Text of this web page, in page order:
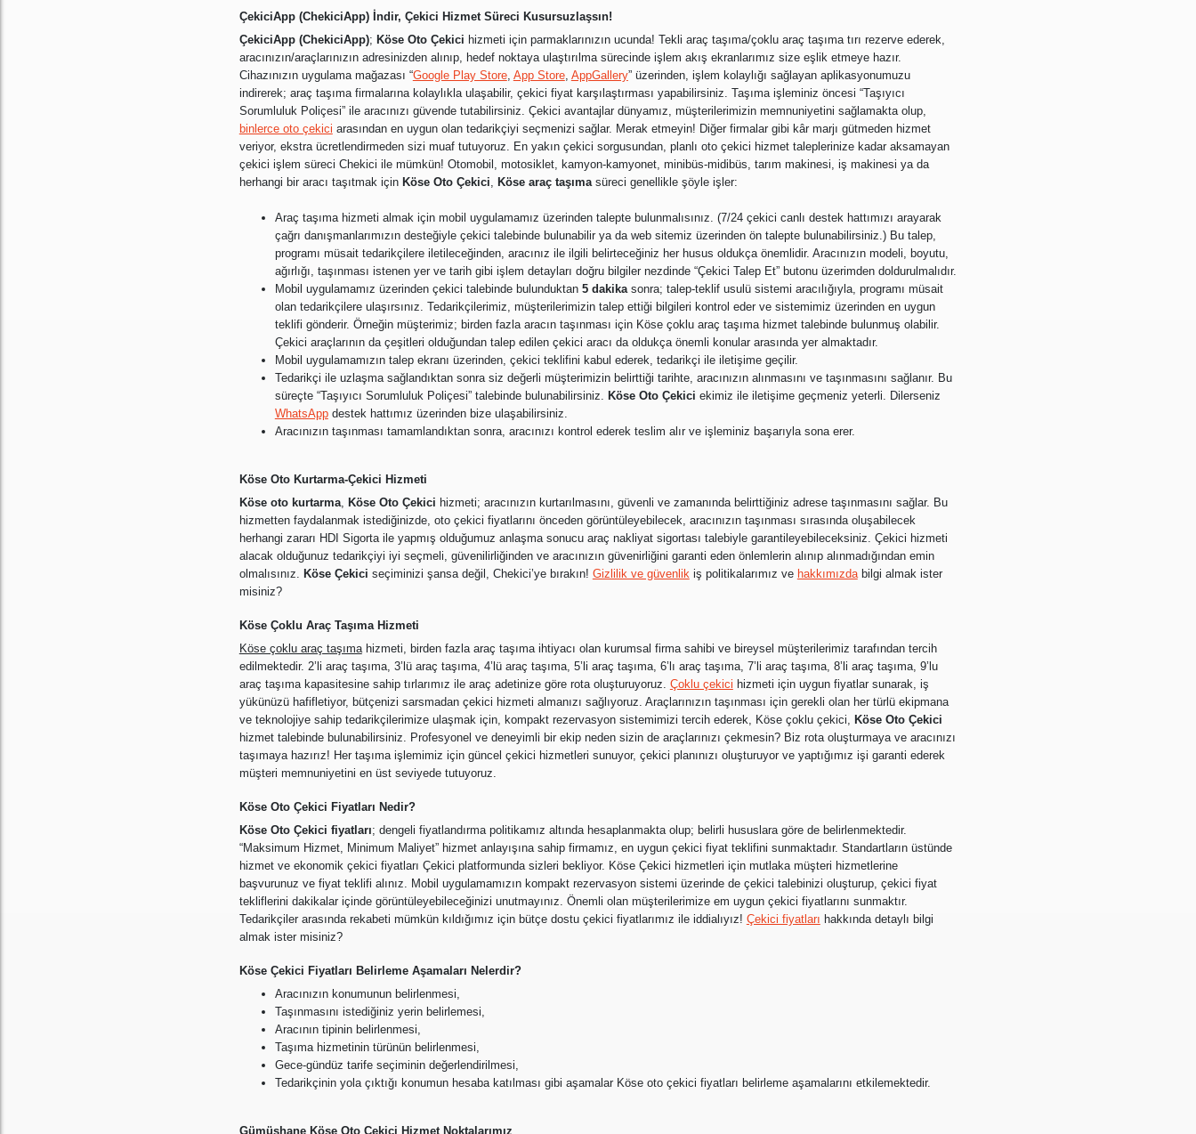
ÇekiciApp (ChekiciApp) İndir, Çekici Hizmet Süreci Kusursuzlaşsın!
ÇekiciApp (ChekiciApp); Köse Oto Çekici hizmeti için parmaklarınızın ucunda! Tekli araç taşıma/çoklu araç taşıma tırı rezerve ederek,
aracınızın/araçlarınızın adresinizden alınıp, hedef noktaya ulaştırılma sürecinde işlem akış ekranlarımız size eşlik etmeye hazır.
Cihazınızın uygulama mağazası “Google Play Store, App Store, AppGallery” üzerinden, işlem kolaylığı sağlayan aplikasyonumuzu
indirerek; araç taşıma firmalarına kolaylıkla ulaşabilir, çekici fiyat karşılaştırması yapabilirsiniz. Taşıma işleminiz öncesi “Taşıyıcı
Sorumluluk Poliçesi” ile aracınızı güvende tutabilirsiniz. Çekici avantajlar dünyamız, müşterilerimizin memnuniyetini sağlamakta olup,
binlerce oto çekici arasından en uygun olan tedarikçiyi seçmenizi sağlar. Merak etmeyin! Diğer firmalar gibi kâr marjı gütmeden hizmet
veriyor, ekstra ücretlendirmeden sizi muaf tutuyoruz. En yakın çekici sorgusundan, planlı oto çekici hizmet taleplerinize kadar aksamayan
çekici işlem süreci Chekici ile mümkün! Otomobil, motosiklet, kamyon-kamyonet, minibüs-midibüs, tarım makinesi, iş makinesi ya da
herhangi bir aracı taşıtmak için Köse Oto Çekici, Köse araç taşımasüreci genellikle şöyle işler:
Araç taşıma hizmeti almak için mobil uygulamamız üzerinden talepte bulunmalısınız. (7/24 çekici canlı destek hattımızı arayarak
çağrı danışmanlarımızın desteğiyle çekici talebinde bulunabilir ya da web sitemiz üzerinden ön talepte bulunabilirsiniz.) Bu talep,
programı müsait tedarikçilere iletileceğinden, aracınız ile ilgili belirteceğiniz her husus oldukça önemlidir. Aracınızın modeli, boyutu,
ağırlığı, taşınması istenen yer ve tarih gibi işlem detayları doğru bilgiler nezdinde “Çekici Talep Et” butonu üzerimden doldurulmalıdır.
Mobil uygulamamız üzerinden çekici talebinde bulunduktan 5 dakikasonra; talep-teklif usulü sistemi aracılığıyla, programı müsait
olan tedarikçilere ulaşırsınız. Tedarikçilerimiz, müşterilerimizin talep ettiği bilgileri kontrol eder ve sistemimiz üzerinden en uygun
teklifi gönderir. Örneğin müşterimiz; birden fazla aracın taşınması için Köse çoklu araç taşıma hizmet talebinde bulunmuş olabilir.
Çekici araçlarının da çeşitleri olduğundan talep edilen çekici aracı da oldukça önemli konular arasında yer almaktadır.
Mobil uygulamamızın talep ekranı üzerinden, çekici teklifini kabul ederek, tedarikçi ile iletişime geçilir.
Tedarikçi ile uzlaşma sağlandıktan sonra siz değerli müşterimizin belirttiği tarihte, aracınızın alınmasını ve taşınmasını sağlanır. Bu
süreçte “Taşıyıcı Sorumluluk Poliçesi” talebinde bulunabilirsiniz. Köse Oto Çekici ekimiz ile iletişime geçmeniz yeterli. Dilerseniz
WhatsAppdestek hattımız üzerinden bize ulaşabilirsiniz.
Aracınızın taşınması tamamlandıktan sonra, aracınızı kontrol ederek teslim alır ve işleminiz başarıyla sona erer.
Köse Oto Kurtarma-Çekici Hizmeti
Köse oto kurtarma, Köse Oto Çekici hizmeti; aracınızın kurtarılmasını, güvenli ve zamanında belirttiğiniz adrese taşınmasını sağlar. Bu
hizmetten faydalanmak istediğinizde, oto çekici fiyatlarını önceden görüntüleyebilecek, aracınızın taşınması sırasında oluşabilecek
herhangi zararı HDI Sigorta ile yapmış olduğumuz anlaşma sonucu araç nakliyat sigortası talebiyle garantileyebileceksiniz. Çekici hizmeti
alacak olduğunuz tedarikçiyi iyi seçmeli, güvenilirliğinden ve aracınızın güvenirliğini garanti eden önlemlerin alınıp alınmadığından emin
olmalısınız. Köse Çekici seçiminizi şansa değil, Chekici’ye bırakın! Gizlilik ve güvenlikiş politikalarımız ve hakkımızdabilgi almak ister
misiniz?
Köse Çoklu Araç Taşıma Hizmeti
Köse çoklu araç taşımahizmeti, birden fazla araç taşıma ihtiyacı olan kurumsal firma sahibi ve bireysel müşterilerimiz tarafından tercih
edilmektedir. 2’li araç taşıma, 3’lü araç taşıma, 4’lü araç taşıma, 5’li araç taşıma, 6’lı araç taşıma, 7’li araç taşıma, 8’li araç taşıma, 9’lu
araç taşıma kapasitesine sahip tırlarımız ile araç adetinize göre rota oluşturuyoruz. Çoklu çekici hizmeti için uygun fiyatlar sunarak, iş
yükünüzü hafifletiyor, bütçenizi sarsmadan çekici hizmeti almanızı sağlıyoruz. Araçlarınızın taşınması için gerekli olan her türlü ekipmana
ve teknolojiye sahip tedarikçilerimize ulaşmak için, kompakt rezervasyon sistemimizi tercih ederek, Köse çoklu çekici, Köse Oto Çekici
hizmet talebinde bulunabilirsiniz. Profesyonel ve deneyimli bir ekip neden sizin de araçlarınızı çekmesin? Biz rota oluşturmaya ve aracınızı
taşımaya hazırız! Her taşıma işlemimiz için güncel çekici hizmetleri sunuyor, çekici planınızı oluşturuyor ve yaptığımız işi garanti ederek
müşteri memnuniyetini en üst seviyede tutuyoruz.
Köse Oto Çekici Fiyatları Nedir?
Köse Oto Çekici fiyatları; dengeli fiyatlandırma politikamız altında hesaplanmakta olup; belirli hususlara göre de belirlenmektedir.
“Maksimum Hizmet, Minimum Maliyet” hizmet anlayışına sahip firmamız, en uygun çekici fiyat teklifini sunmaktadır. Standartların üstünde
hizmet ve ekonomik çekici fiyatları Çekici platformunda sizleri bekliyor. Köse Çekici hizmetleri için mutlaka müşteri hizmetlerine
başvurunuz ve fiyat teklifi alınız. Mobil uygulamamızın kompakt rezervasyon sistemi üzerinde de çekici talebinizi oluşturup, çekici fiyat
tekliflerini dakikalar içinde görüntüleyebileceğinizi unutmayınız. Önemli olan müşterilerimize em uygun çekici fiyatlarını sunmaktır.
Tedarikçiler arasında rekabeti mümkün kıldığımız için bütçe dostu çekici fiyatlarımız ile iddialıyız! Çekici fiyatları hakkında detaylı bilgi
almak ister misiniz?
Köse Çekici Fiyatları Belirleme Aşamaları Nelerdir?
Aracınızın konumunun belirlenmesi,
Taşınmasını istediğiniz yerin belirlemesi,
Aracının tipinin belirlenmesi,
Taşıma hizmetinin türünün belirlenmesi,
Gece-gündüz tarife seçiminin değerlendirilmesi,
Tedarikçinin yola çıktığı konumun hesaba katılması gibi aşamalar Köse oto çekici fiyatları belirleme aşamalarını etkilemektedir.
Gümüşhane Köse Oto Çekici Hizmet Noktalarımız